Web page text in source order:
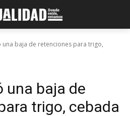
una baja de retenciones para trigo,
una baja de
trigo, cebada